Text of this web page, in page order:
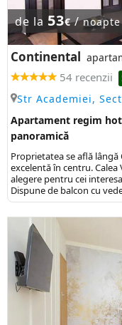
de la 53€/noapte
Continental
54 recenzii
Str Academiei,
Apartament regim
panoramică
Proprietatea se află
excelentă în centru.
alegere pentru cei
Dispune de balcon cu